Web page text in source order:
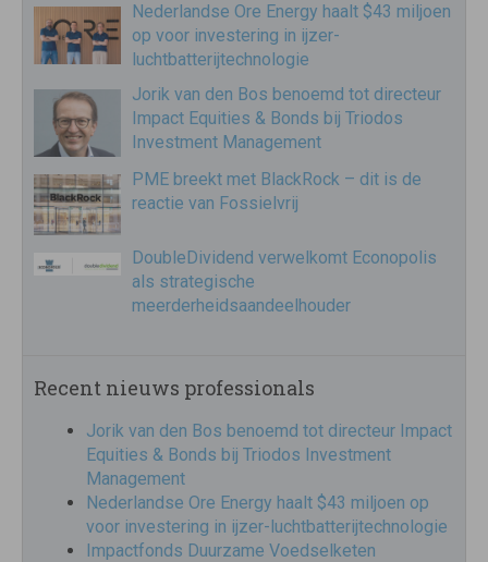
Nederlandse Ore Energy haalt $43 miljoen
op voor investering in ijzer-
luchtbatterijtechnologie
Jorik van den Bos benoemd tot directeur
Impact Equities & Bonds bij Triodos
Investment Management
PME breekt met BlackRock – dit is de
reactie van Fossielvrij
DoubleDividend verwelkomt Econopolis
als strategische
meerderheidsaandeelhouder
Recent nieuws professionals
Jorik van den Bos benoemd tot directeur Impact
Equities & Bonds bij Triodos Investment
Management
Nederlandse Ore Energy haalt $43 miljoen op
voor investering in ijzer-luchtbatterijtechnologie
Impactfonds Duurzame Voedselketen